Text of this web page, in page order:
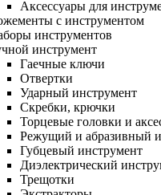
Аксессуары для
с инструментом
инструментов
инструмент
Гаечные ключи
Отвертки
Ударный инструмент
Скребки, крючки
Торцевые головки и
Режущий и абразивный
Губцевый инструмент
Диэлектрический
Трещотки